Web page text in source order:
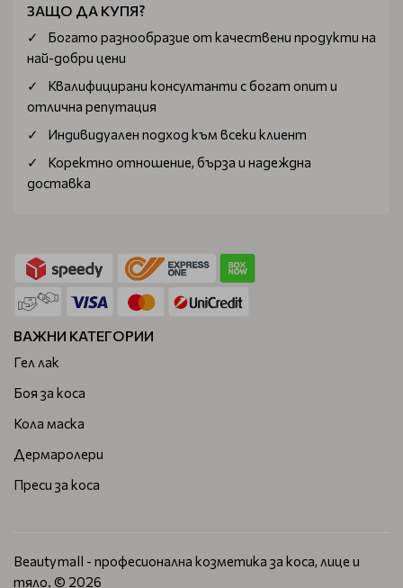
ЗАЩО ДА КУПЯ?
Богатo разнообразие от качествени продукти на
най-добри цени
Квалифицирани консултанти с богат опит и
отлична репутация
Индивидуален подход към всеки клиент
Коректно отношение, бърза и надеждна
доставка
ВАЖНИ КАТЕГОРИИ
Гел лак
Боя за коса
Кола маска
Дермаролери
Преси за коса
Beautymall - професионална козметика за коса, лице и
тяло. © 2026